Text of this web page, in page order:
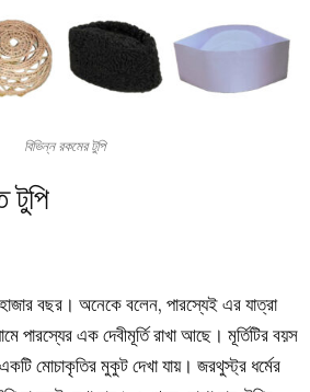
বিভিন্ন রকমের টুপি
টুপি
বছর। অনেকে বলেন, পারস্যেই এর যাত্রা
পারস্যের এক দেবীমূর্তি রাখা আছে। মূর্তিটির বয়স
মোচাকৃতির মুকুট দেখা যায়। জরথুস্ট্র ধর্মের